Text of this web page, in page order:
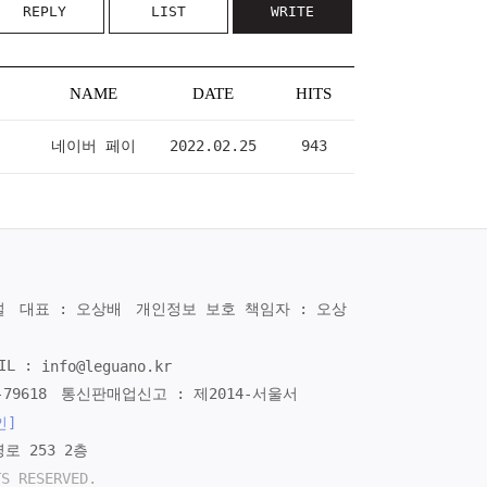
REPLY LIST WRITE
NAME DATE HITS
네이버 페이 2022.02.25 943
대표 : 오상배 개인정보 보호 책임자 : 오상
: info@leguano.kr
통신판매업신고 : 제2014-서울서
]
로 253 2층
RESERVED.